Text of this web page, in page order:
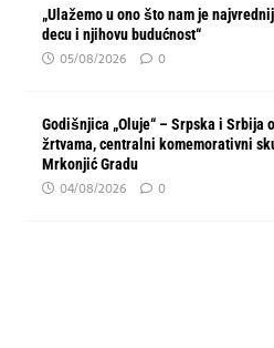
„Ulažemo u ono što nam je
decu i njihovu budućnost“
05/08/2026 0
Godišnjica „Oluje“ – Srpska i Srbija
žrtvama, centralni komemorativni
Mrkonjić Gradu
04/08/2026 0